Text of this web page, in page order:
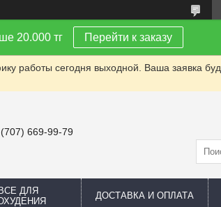
20.000 тг Перейти к заказу
работы сегодня выходной. Ваша заявка
669-99-79
ВСЕ ДЛЯ
ДОСТАВКА И ОПЛАТА